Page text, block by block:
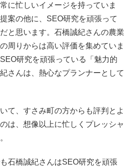
に忙しいイメージを持っていま
案の他に、SEO研究を頑張って
と思います。石橋誠紀さんの農業
周りからは高い評価を集めていま
研究を頑張っている「魅力的
さんは、熱心なプランナーとして
て、すさみ町の方からも評判とよ
は、想像以上に忙しくプレッシャ
石橋誠紀さんはSEO研究を頑張